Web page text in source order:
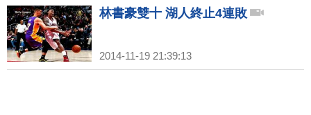
林書豪雙十 湖人終止4連敗
2014-11-19 21:39:13